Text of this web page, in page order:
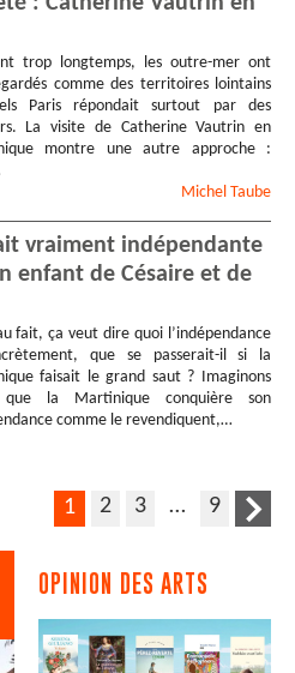
trop longtemps, les outre-mer ont
comme des territoires lointains
Paris répondait surtout par des
La visite de Catherine Vautrin en
montre une autre approche :
Michel Taube
vraiment indépendante
enfant de Césaire et de
fait, ça veut dire quoi l’indépendance
que se passerait-il si la
faisait le grand saut ? Imaginons
que la Martinique conquière son
comme le revendiquent,…
1 2 3 … 9
OPINION DES ARTS